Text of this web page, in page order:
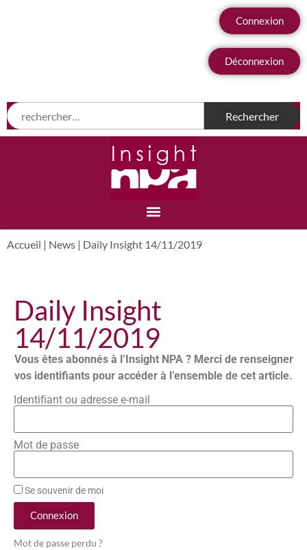
Connexion
Déconnexion
Accueil | News | Daily Insight 14/11/2019
Daily Insight
14/11/2019
Vous êtes abonnés à l’Insight NPA ? Merci de renseigner
vos identifiants pour accéder à l’ensemble de cet article.
Identifiant ou adresse e-mail
Mot de passe
Se souvenir de moi
Connexion
Mot de passe perdu ?